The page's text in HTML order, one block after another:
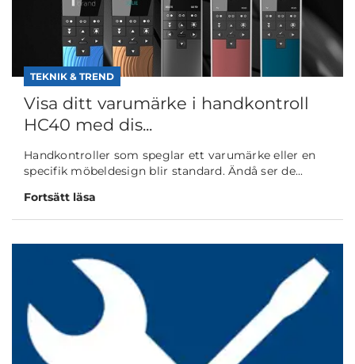
TEKNIK & TREND
Visa ditt varumärke i handkontroll
HC40 med dis...
Handkontroller som speglar ett varumärke eller en
specifik möbeldesign blir standard. Ändå ser de...
Fortsätt läsa